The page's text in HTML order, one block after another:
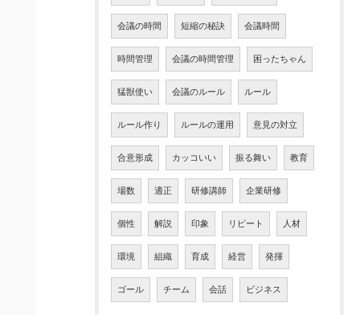
会議の時間 短縮の秘訣 会議時間
時間管理 会議の時間管理 困ったちゃん
猛獣使い 会議のルール ルール
ルール作り ルールの運用 意見の対立
合意形成 カッコいい 振る舞い 教育
場数 適正 研修講師 企業研修
個性 解説 印象 リピート 人材
環境 組織 育成 経営 発揮
ゴール チーム 会話 ビジネス